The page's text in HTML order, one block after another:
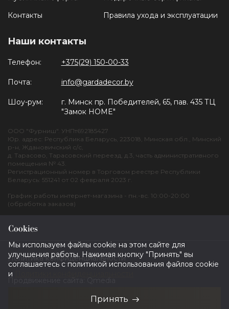
Контакты
Правила ухода и эксплуатации
Наши контакты
Телефон: +375(29) 150-00-33
Почта: info@gardadecor.by
Шоу-рум:
г. Минск пр. Победителей, 65, пав. 435 ТЦ
"Замок HOME"
ООО "Фурниш". УНПт692185427
Юр. адрес: Республика Беларусь, 223018, Минская обл., Минский
р-н, Ждановичский с/с,
д. Тарасово, Тарасовский переезд, д.3, часть административного
помещения № 43.
Регистрационный номер в Торговом реестре Республики
Беларусь: 551241 от 02 февраля 2023 г.
График работы интернет-магазина - пн.-вс. 10:00-20:00
(обработка заказов)
Политика конфиденциальности
Разработка сайта — dev.grizzly.by
Cookies
Мы используем файлы cookie на этом сайте для
улучшения работы. Нажимая кнопку "Принять" вы
соглашаетесь с политикой использования файлов cookie
и
Принять